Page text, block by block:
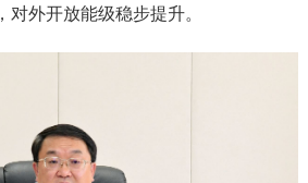
外开放能级稳步提升。